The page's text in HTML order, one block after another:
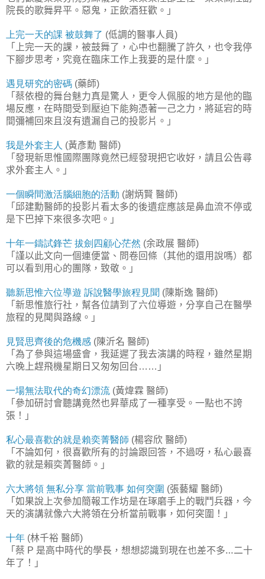
院長的歌舞昇平。惡鬼，正飲酒狂歡。」
上完一天的課 被鼓舞了 (低調的醫事人員)
「上完一天的課，被鼓舞了，心中也翻騰了許久，也令我停
下腳步思考，究竟在臨床工作上我要的是什麼。」
遇見研究的密碼 (藥師)
「蔡依橙的舞台魅力真是驚人，更令人佩服的地方是他的臨
場反應，在時間受到壓迫下能夠憑著一己之力，將延宕的時
間彌補回來且沒有遺漏自己的投影片。」
我是外套主人 (黃彥勳 醫師)
「發現新思惟國際團隊竟然已經發現把它收好，請且公告尋
求外套主人。」
一個瞬間激活腦細胞的活動 (謝炳賢 醫師)
「邱建勳醫師的投影片看太多的後遺症應該是鼻血流不停或
是下巴掉下來很多次吧。」
十年一鑄試鋒芒拔劍四顧心茫然 (余政展 醫師)
「謹以此文向一個連便當、問卷回條（其他的還用說嗎）都
可以看到用心的團隊，致敬。」
聽新思惟六位導遊 訴說醫學旅程見聞 (陳斯逸 醫師)
「新思惟旅行社，幫各位請到了六位導遊，分享自己在醫學
旅程的見聞與路線。」
見賢思齊後的危機感 (陳沂名 醫師)
「為了參與這場盛會，我延遲了我去演講的時程，雖然星期
六晚上趕飛機星期日又匆匆回台…… 」
一場無法取代的奇幻漂流 (黃煒霖 醫師)
「參加研討會聽講竟然也昇華成了一種享受。一點也不誇
張！」
私心最喜歡的就是賴奕菁醫師 (楊容欣 醫師)
「不論如何，很喜歡所有的討論跟回答，不過呀，私心最喜
歡的就是賴奕菁醫師。」
六大將領無私分享當前戰事如何突圍 (張藝耀 醫師)
「如果說上次參加簡報工作坊是在琢磨手上的戰鬥兵器，今
天的演講就像六大將領在分析當前戰事，如何突圍！」
十年 (林千裕 醫師)
「蔡 P 是高中時代的學長，想想認識到現在也差不多…二十
年了！」